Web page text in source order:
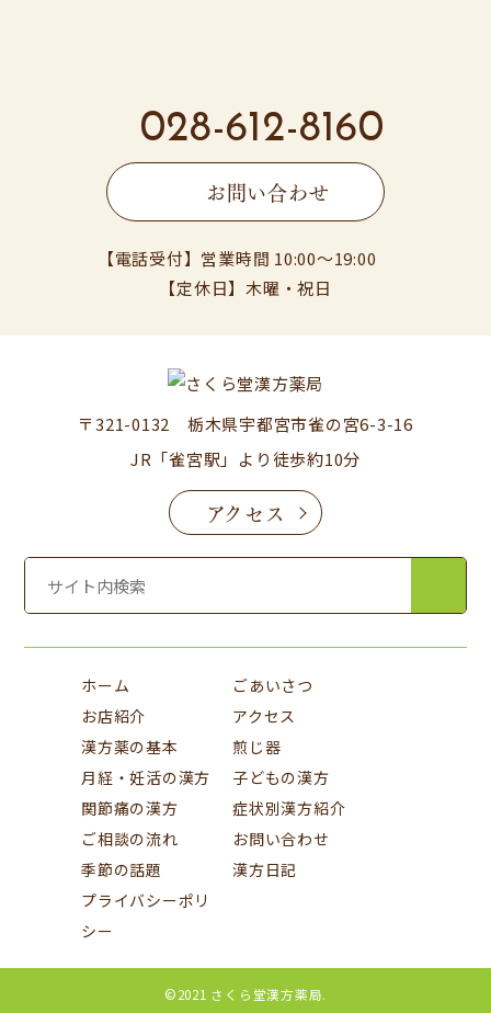
028-612-8160
お問い合わせ
【電話受付】営業時間 10:00〜19:00
【定休日】木曜・祝日
〒321-0132 栃木県宇都宮市雀の宮6-3-16
JR「雀宮駅」より徒歩約10分
アクセス
ホーム
ごあいさつ
お店紹介
アクセス
漢方薬の基本
煎じ器
月経・妊活の漢方
子どもの漢方
関節痛の漢方
症状別漢方紹介
ご相談の流れ
お問い合わせ
季節の話題
漢方日記
プライバシーポリ
シー
©2021 さくら堂漢方薬局.